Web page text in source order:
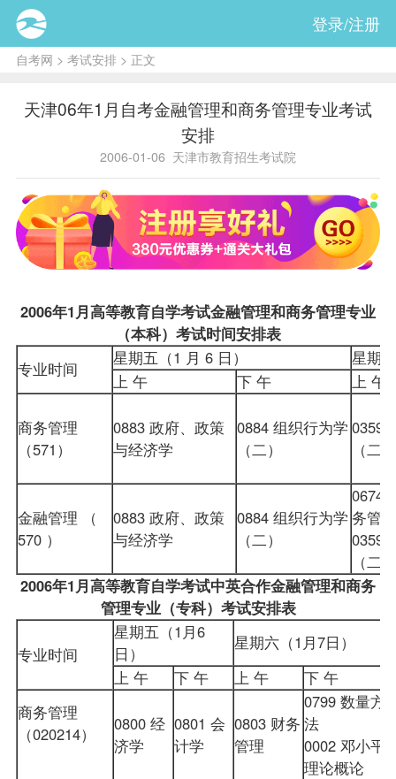
登录/注册
自考网 > 考试安排 > 正文
天津06年1月自考金融管理和商务管理专业考试
安排
2006-01-06 天津市教育招生考试院
2006年1月高等教育自学考试金融管理和商务管理专业
（本科） 考试时间安排表
专业时间
星期五（1 月 6 日）
星期
上 午
下 午 上
商务管理
（571）
0883 政府、政策
与经济学
0884 组织行为学
（二）
0359
（二）
金融管理 （
570 ）
0883 政府、政策
与经济学
0884 组织行为学
（二）
0674
务管理
0359
（
2006年1月高等教育自学考试中英合作金融管理和商务
管理专业（专科） 考试安排表
专业时间
星期五（1月6
日）
星期六（1月7日）
上 午
下 午 上 午
下 午
商务管理
（020214）
0800 经
济学
0801 会
计学
0803 财务
管理
0799 数量方
法
0002 邓小平
理论概论